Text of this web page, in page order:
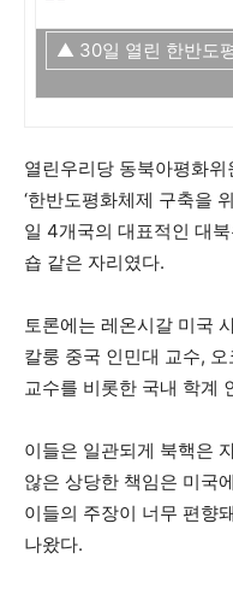
▲ 30일 열린 한반도
열린우리당 동북아평화
‘한반도평화체제 구축을
일 4개국의 대표적인 대
숍 같은 자리였다.
토론에는 레온시갈 미국
칼룽 중국 인민대 교수,
교수를 비롯한 국내 학계
이들은 일관되게 북핵은
않은 상당한 책임은 미국
이들의 주장이 너무 편향
나왔다.